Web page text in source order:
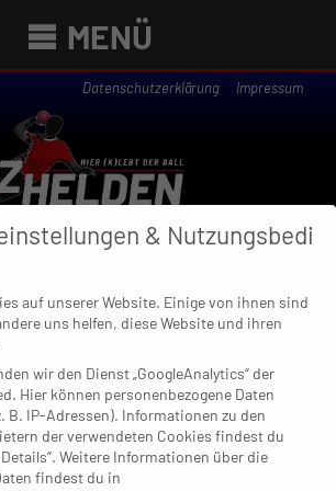
MENÜ
Datenschutzerklärung Impressum
17. APRIL 2020
Das Comeback: Oberwiehl kehrt
zurück
& Nutzungsbedi
auf unserer Website. Einige von ihnen sind
uns helfen, diese Website und ihren
wir den Dienst „GoogleAnalytics“ der
Hier können personenbezogene Daten
B. IP-Adressen). Informationen zu den
der verwendeten Cookies findest du
Weitere Informationen über die
findest du in